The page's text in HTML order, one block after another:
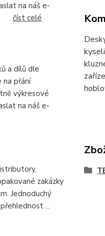
na náš e-
číst celé
a dílů dle
na přání
výkresové
na náš e-
zakázky
Jednoduchý
...